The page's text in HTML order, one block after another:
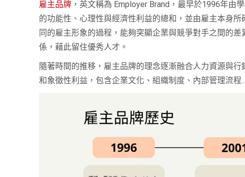
雇主品牌 ，英文稱為 Employer Brand，最早於1996年
的功能性、心理性與經濟性利益的總和，並由雇主本身
同的雇主形象的過程，能夠突顯企業與競爭對手之間的差
係，藉此留住優秀人才。
隨著時間的推移，雇主品牌的理念逐漸融合人力資源與
和象徵性利益，包含企業文化、組織制度、內部管理流